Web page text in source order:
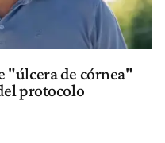
"úlcera de córnea"
protocolo